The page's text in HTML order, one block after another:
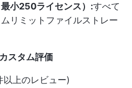
小250ライセンス）:すべて
リミットファイルストレー
スタム評価
上のレビュー)